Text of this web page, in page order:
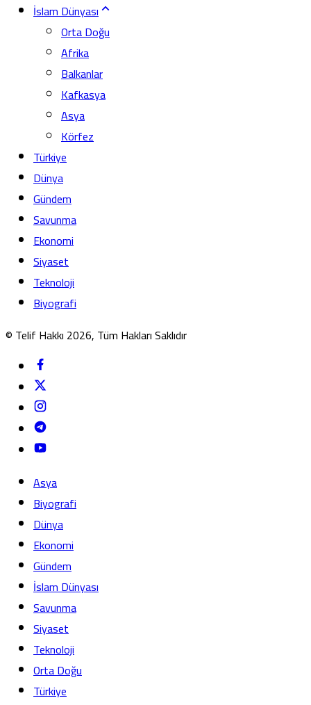
İslam Dünyası
Orta Doğu
Afrika
Balkanlar
Kafkasya
Asya
Körfez
Türkiye
Dünya
Gündem
Savunma
Ekonomi
Siyaset
Teknoloji
Biyografi
© Telif Hakkı 2026, Tüm Hakları Saklıdır
Asya
Biyografi
Dünya
Ekonomi
Gündem
İslam Dünyası
Savunma
Siyaset
Teknoloji
Orta Doğu
Türkiye